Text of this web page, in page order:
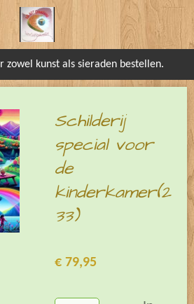
zowel kunst als sieraden bestellen.
Schilderij
special voor
de
kinderkamer(2
33)
€ 79,95